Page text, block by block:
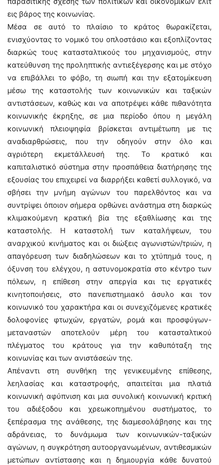
εις βάρος της κοινωνίας.
Μέσα σε αυτό το πλαίσιο το κράτος θωρακίζεται,
ενισχύοντας το νομικό του οπλοστάσιο και εξοπλίζοντας
διαρκώς τους κατασταλτικούς του μηχανισμούς, στην
κατεύθυνση της προληπτικής αντιεξέγερσης και με στόχο
να επιβάλλει το φόβο, τη σιωπή και την εξατομίκευση
μέσω της καταστολής των κοινωνικών και ταξικών
αντιστάσεων, καθώς και να αποτρέψει κάθε πιθανότητα
κοινωνικής έκρηξης, σε μια περίοδο όπου η μεγάλη
κοινωνική πλειοψηφία βρίσκεται αντιμέτωπη με τις
αναδιαρθρώσεις, που την οδηγούν στην όλο και
αγριότερη εκμετάλλευσή της. Το κρατικό και
καπιταλιστικό σύστημα στην προσπάθεια διατήρησης της
εξουσίας του επιχειρεί να διαρρήξει καθετί συλλογικό, να
σβήσει την μνήμη αγώνων του παρελθόντος και να
συντρίψει όποιον σήμερα ορθώνει ανάστημα στη διαρκώς
κλιμακούμενη κρατική βία της εξαθλίωσης και της
καταστολής. Η καταστολή των καταλήψεων, του
αναρχικού κινήματος και οι διώξεις αγωνιστών/τριών, η
απαγόρευση των διαδηλώσεων και το χτύπημά τους, η
όξυνση του ελέγχου, η αστυνομοκρατία στο κέντρο των
πόλεων, η επίθεση στην απεργία και τις εργατικές
κινητοποιήσεις, στο πανεπιστημιακό άσυλο και τον
κοινωνικό του χαρακτήρα και οι συνεχιζόμενες κρατικές
δολοφονίες φτωχών, εργατών, ρομά και προσφύγων-
μεταναστών αποτελούν μέρη του κατασταλτικού
πλέγματος του κράτους για την καθυπόταξη της
κοινωνίας και των ανιστάσεών της.
Απέναντι στη συνθήκη της γενικευμένης επίθεσης,
λεηλασίας και καταστροφής, απαιτείται μια πλατιά
κοινωνική αφύπνιση και μια συνολική κοινωνική κριτική
του αδιέξοδου και χρεωκοπημένου συστήματος, το
ξεπέρασμα της ανάθεσης, της διαμεσολάβησης και της
αδράνειας, το δυνάμωμα των κοινωνικών-ταξικών
αγώνων, η συγκρότηση αυτοοργανωμένων, αντιθεσμικών
μετώπων αντίστασης και η δημιουργία κάθε δυνατού